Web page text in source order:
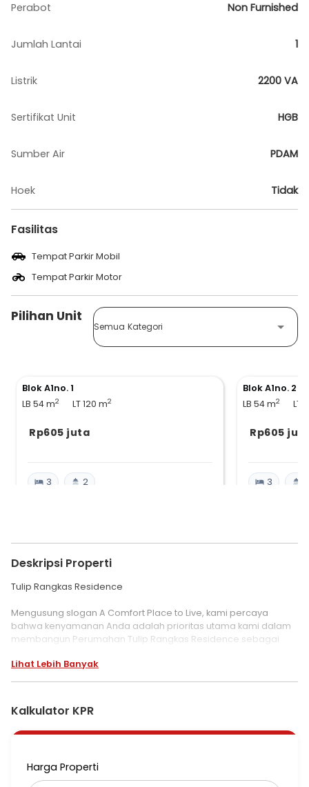
Perabot Non Furnished
Jumlah Lantai 1
Listrik 2200 VA
Sertifikat Unit HGB
Sumber Air PDAM
Hoek Tidak
Fasilitas
Tempat Parkir Mobil
Tempat Parkir Motor
Pilihan Unit
Semua Kategori
Blok A1no. 1
LB 54m2 LT 120 m2
Rp605 juta
3 2
Blok A1no. 2
LB 54m2 LT
Rp605
3
Deskripsi Properti
Tulip Rangkas Residence
Mengusung slogan A Comfort Place to Live, kami percaya
bahwa kenyamanan Anda adalah prioritas utama kami dalam
membangun Perumahan Tulip Rangkas Residence sebagai
yang terus meningkat akan perumahan. Lokasi kami yang
berada di lokasi strategis dan dekat dengan fasilitas umum
sehingga memudahkan mobilitas Anda dalam beraktivitas dan
Dibangun di lokasi nyaman, aman serta pastinya bebas dari
Lihat Lebih Banyak
Kalkulator KPR
Harga Properti